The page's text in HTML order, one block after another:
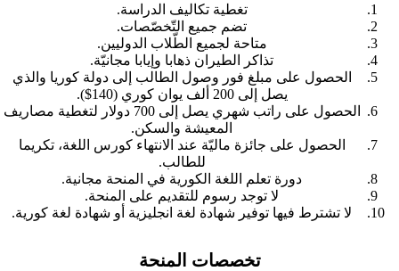
تغطية تكاليف الدراسة.
تضم جميع التّخصّصات.
متاحة لجميع الطّلاب الدوليين.
تذاكر الطيران ذهابا وإيابا مجانيّة.
الحصول على مبلغ فور وصول الطالب إلى دولة كوريا والذي
يصل إلى 200 ألف يوان كوري (140$).
الحصول على راتب شهري يصل إلى 700 دولار لتغطية مصاريف
المعيشة والسكن.
الحصول على جائزة ماليّة عند الانتهاء كورس اللغة، تكريما
للطالب.
دورة تعلم اللغة الكورية في المنحة مجانية.
لا توجد رسوم للتقديم على المنحة.
لا تشترط فيها توفير شهادة لغة انجليزية أو شهادة لغة كورية.
تخصصات المنحة